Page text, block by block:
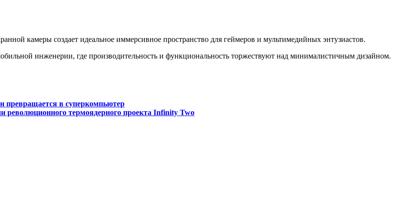
камеры создает идеальное иммерсивное пространство для геймеров и мультимедийных энтузиастов.
инженерии, где производительность и функциональность торжествуют над минималистичным дизайном.
превращается в суперкомпьютер
революционного термоядерного проекта Infinity Two